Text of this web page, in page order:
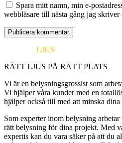
Spara mitt namn, min e-
webbläsare till nästa gång jag skriver
LJUS
RÄTT LJUS PÅ RÄTT PLATS
Vi är en belysningsgrossist som
Vi hjälper våra kunder med en
hjälper också till med att minska dina
Som experter inom belysning
rätt belysning för dina projekt. Med
expertis kan du vara säker på att du